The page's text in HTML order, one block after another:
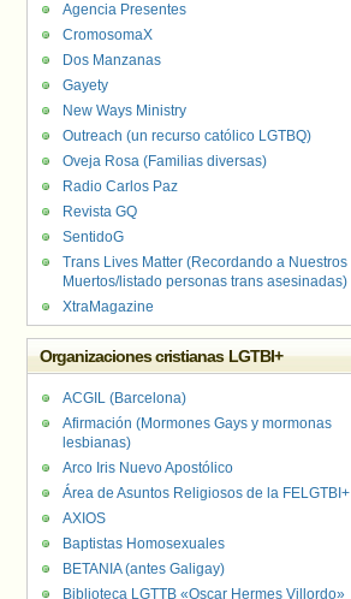
Agencia Presentes
CromosomaX
Dos Manzanas
Gayety
New Ways Ministry
Outreach (un recurso católico LGTBQ)
Oveja Rosa (Familias diversas)
Radio Carlos Paz
Revista GQ
SentidoG
Trans Lives Matter (Recordando a Nuestros
Muertos/listado personas trans asesinadas)
XtraMagazine
Organizaciones cristianas LGTBI+
ACGIL (Barcelona)
Afirmación (Mormones Gays y mormonas
lesbianas)
Arco Iris Nuevo Apostólico
Área de Asuntos Religiosos de la FELGTBI+
AXIOS
Baptistas Homosexuales
BETANIA (antes Galigay)
Biblioteca LGTTB «Oscar Hermes Villordo»